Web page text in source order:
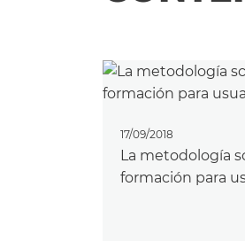
17/09/2018
La metodología
formación para